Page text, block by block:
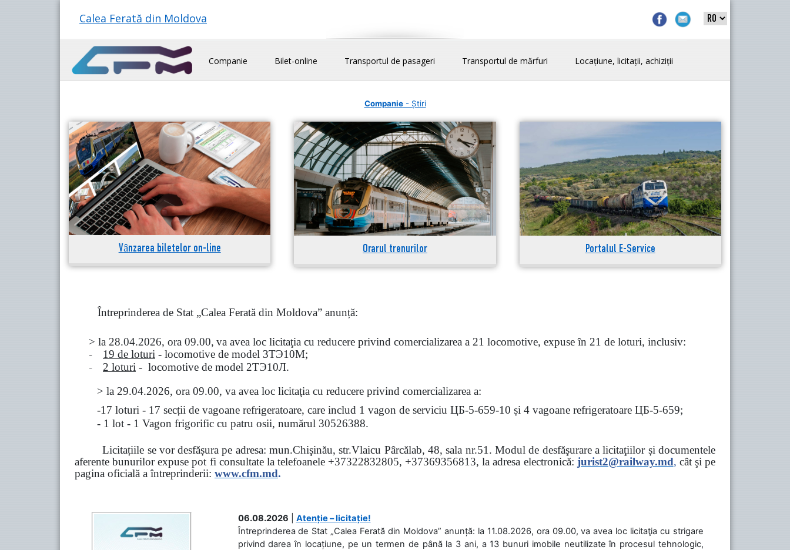
Calea Ferată din Moldova
Companie Bilet-online Transportul de pasageri Transportul de mărfuri Locațiune, licitații, achiziții
Companie- Știri
Vânzarea biletelor on-line Orarul trenurilor Portalul E-Service
Întreprinderea de Stat „Calea Ferată din Moldova” anunță:
> la 28.04.2026, ora 09.00, va avea loc licitaţia cu reducere privind comercializarea a 21 locomotive, expuse în 21 de loturi, inclusiv:
- 19 de loturi - locomotive de model 3ТЭ10М;
- 2 loturi - locomotive de model 2ТЭ10Л.
> la 29.04.2026, ora 09.00, va avea loc licitaţia cu reducere privind comercializarea a:
-17 loturi - 17 secții de vagoane refrigeratoare, care includ 1 vagon de serviciu ЦБ-5-659-10 și 4 vagoane refrigeratoare ЦБ-5-659;
- 1 lot - 1 Vagon frigorific cu patru osii, numărul 30526388.
Licitațiile se vor desfășura pe adresa: mun.Chişinău, str.Vlaicu Pârcălab, 48, sala nr.51.Modul de desfăşurare a licitaţiilor și documentele
aferente bunurilor expuse pot fi consultate la telefoanele +37322832805, +37369356813, la adresa electronică: jurist2@railway.md, cât şi pe
pagina oficială a întreprinderii: www.cfm.md.
06.08.2026
Atenție – licitație!
Întreprinderea de Stat „Calea Ferată din Moldova” anunță: la 11.08.2026, ora 09.00, va avea loc licitaţia cu strigare
privind darea în locațiune, pe un termen de până la 3 ani, a 13 bunuri imobile neutilizate în procesul tehnologic,